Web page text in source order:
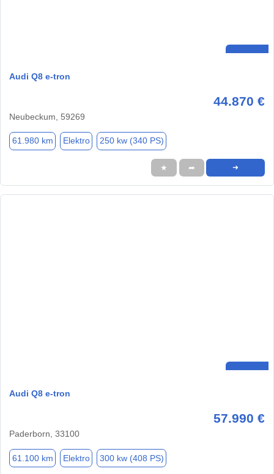
Audi Q8 e-tron
44.870 €
Neubeckum, 59269
61.980 km Elektro 250 kw (340 PS)
★ ➦ ➜
Audi Q8 e-tron
57.990 €
Paderborn, 33100
61.100 km Elektro 300 kw (408 PS)